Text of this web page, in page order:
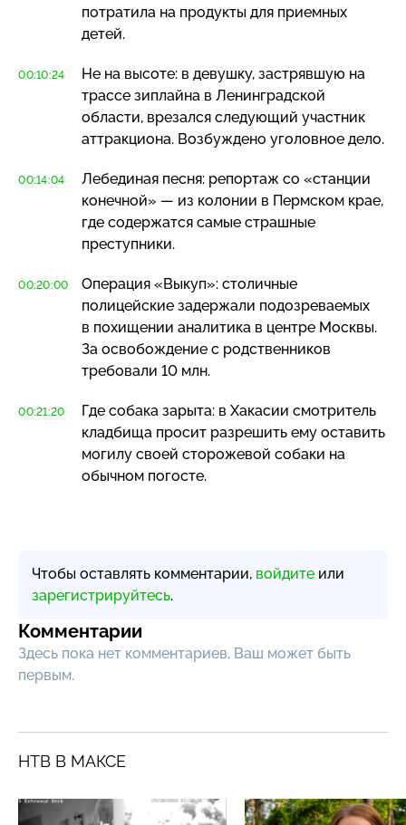
потратила на продукты для приемных
детей.
00:10:24
Не на высоте: в девушку, застрявшую на
трассе зиплайна в Ленинградской
области, врезался следующий участник
аттракциона. Возбуждено уголовное дело.
00:14:04
Лебединая песня: репортаж со «станции
конечной» — из колонии в Пермском крае,
где содержатся самые страшные
преступники.
00:20:00
Операция «Выкуп»: столичные
полицейские задержали подозреваемых
в похищении аналитика в центре Москвы.
За освобождение с родственников
требовали 10 млн.
00:21:20
Где собака зарыта: в Хакасии смотритель
кладбища просит разрешить ему оставить
могилу своей сторожевой собаки на
обычном погосте.
Чтобы оставлять комментарии, войдите или
зарегистрируйтесь.
Комментарии
Здесь пока нет комментариев, Ваш может быть
первым.
НТВ В МАКСЕ